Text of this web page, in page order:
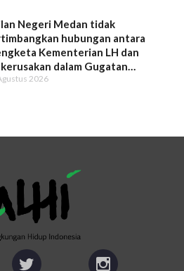
Negeri Medan tidak
hubungan antara
Kementerian LH dan
dalam Gugatan
WALHI
2026